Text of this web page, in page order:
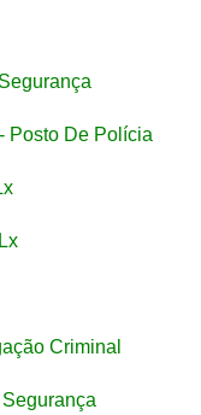
Posto De Polícia
Criminal